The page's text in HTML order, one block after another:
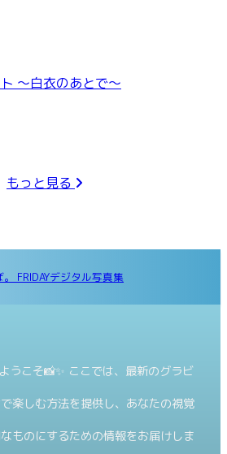
〜白衣のあとで〜
もっと見る
FRIDAYデジタル写真集
うこそ📸✨ ここでは、最新のグラビ
楽しむ方法を提供し、あなたの視覚
ものにするための情報をお届けしま